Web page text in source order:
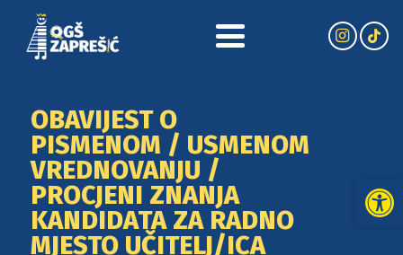
OBAVIJEST O
PISMENOM / USMENOM
VREDNOVANJU /
PROCJENI ZNANJA
KANDIDATA ZA RADNO
MJESTO UČITELJ/ICA